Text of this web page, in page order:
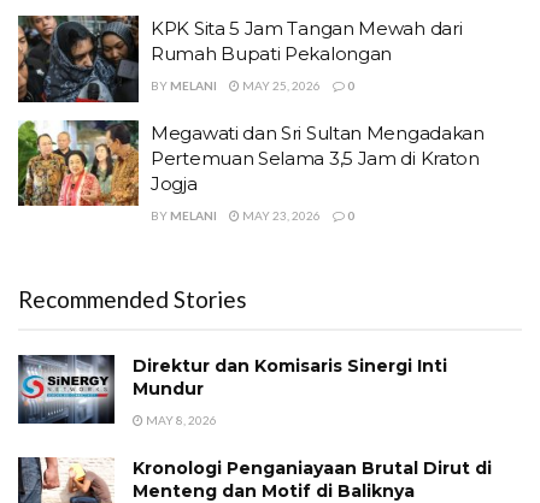
KPK Sita 5 Jam Tangan Mewah dari
Rumah Bupati Pekalongan
BY MELANI MAY 25, 2026 0
Megawati dan Sri Sultan Mengadakan
Pertemuan Selama 3,5 Jam di Kraton
Jogja
BY MELANI MAY 23, 2026 0
Recommended Stories
Direktur dan Komisaris Sinergi Inti
Mundur
MAY 8, 2026
Kronologi Penganiayaan Brutal Dirut di
Menteng dan Motif di Baliknya